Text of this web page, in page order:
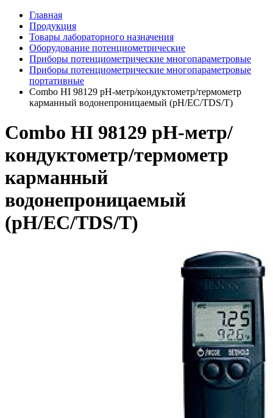
Главная
Продукция
Товары лабораторного назначения
Оборудование потенциометрические
Приборы потенциометрические многопараметровые
Приборы потенциометрические многопараметровые
портативные
Combo HI 98129 pH-метр/кондуктометр/термометр
карманный водонепроницаемый (pH/EC/TDS/T)
Combo HI 98129 pH-метр/
кондуктометр/термометр
карманный
водонепроницаемый
(pH/EC/TDS/T)